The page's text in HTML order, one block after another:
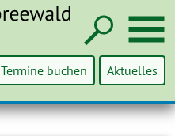
Termine buchen Aktuelles